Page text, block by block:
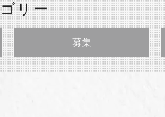
リー
募集